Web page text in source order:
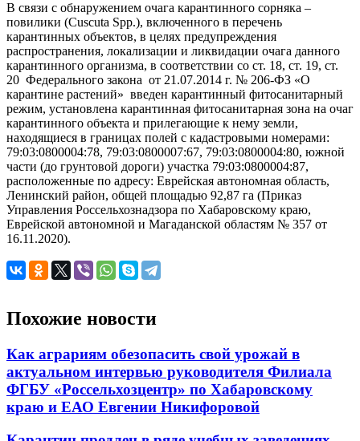
В связи с обнаружением очага карантинного сорняка –
повилики (Cuscuta Spp.), включенного в перечень
карантинных объектов, в целях предупреждения
распространения, локализации и ликвидации очага данного
карантинного организма, в соответствии со ст. 18, ст. 19, ст.
20 Федерального закона от 21.07.2014 г. № 206-ФЗ «О
карантине растений» введен карантинный фитосанитарный
режим, установлена карантинная фитосанитарная зона на очаг
карантинного объекта и прилегающие к нему земли,
находящиеся в границах полей с кадастровыми номерами:
79:03:0800004:78, 79:03:0800007:67, 79:03:0800004:80, южной
части (до грунтовой дороги) участка 79:03:0800004:87,
расположенные по адресу: Еврейская автономная область,
Ленинский район, общей площадью 92,87 га (Приказ
Управления Россельхознадзора по Хабаровскому краю,
Еврейской автономной и Магаданской областям № 357 от
16.11.2020).
Похожие новости
Как аграриям обезопасить свой урожай в
актуальном интервью руководителя Филиала
ФГБУ «Россельхозцентр» по Хабаровскому
краю и ЕАО Евгении Никифоровой